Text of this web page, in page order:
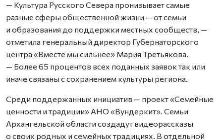
— Культура Русского Севера пронизывает самые
разные сферы общественной жизни — от семьи
и образования до поддержки местных сообществ, —
отметила генеральный директор Губернаторского
центра «Вместе мы сильнее» Мария Третьякова.
— Более 65 процентов всех поданных заявок так или
иначе связаны с сохранением культуры региона.
Среди поддержанных инициатив — проект «Семейные
ценности и традиции» АНО «Вундеркит». Семьи
Архангельской области создадут видеорассказы
о своих родных и семейных традициях. В отдельной